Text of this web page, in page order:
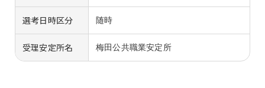
選考日時区分 随時
受理安定所名 梅田公共職業安定所